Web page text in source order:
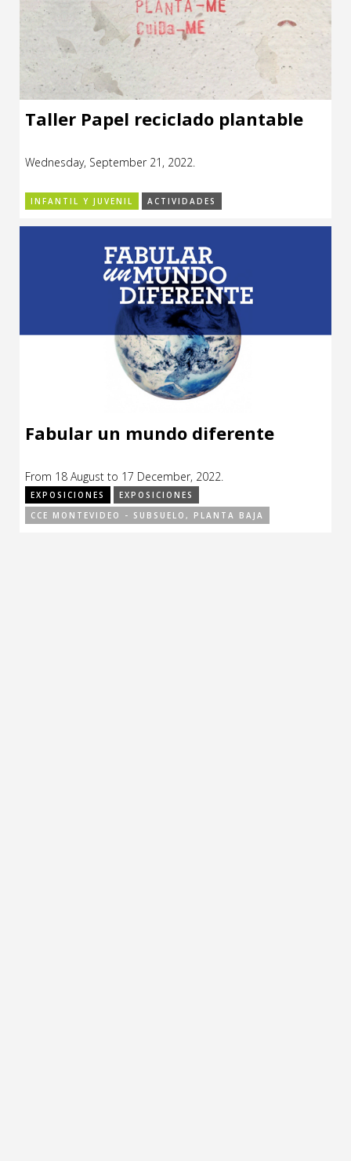
Taller Papel reciclado plantable
Wednesday, September 21, 2022.
INFANTIL Y JUVENIL ACTIVIDADES
Fabular un mundo diferente
From 18 August to 17 December, 2022.
EXPOSICIONES
EXPOSICIONES
CCE MONTEVIDEO - SUBSUELO, PLANTA BAJA